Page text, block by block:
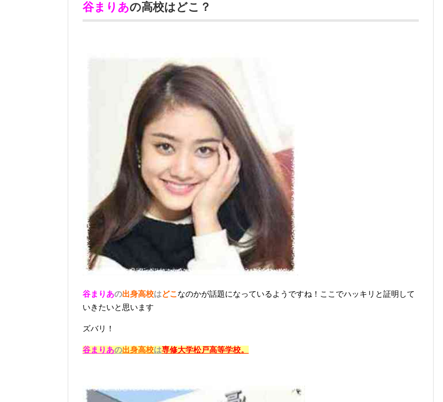
谷まりあの高校はどこ？
谷まりあの出身高校はどこ なのかが話題になっているようですね！ここでハッキリと証明して
いきたいと思います
ズバリ！
谷まりあの出身高校は専修大学松戸高等学校。